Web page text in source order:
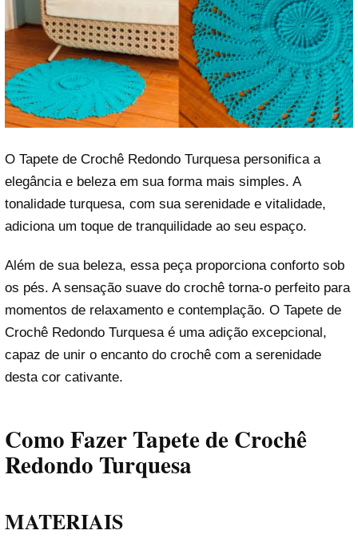
O Tapete de Crochê Redondo Turquesa personifica a
elegância e beleza em sua forma mais simples. A
tonalidade turquesa, com sua serenidade e vitalidade,
adiciona um toque de tranquilidade ao seu espaço.
Além de sua beleza, essa peça proporciona conforto sob
os pés. A sensação suave do crochê torna-o perfeito para
momentos de relaxamento e contemplação. O Tapete de
Crochê Redondo Turquesa é uma adição excepcional,
capaz de unir o encanto do crochê com a serenidade
desta cor cativante.
Como Fazer Tapete de Crochê
Redondo Turquesa
MATERIAIS